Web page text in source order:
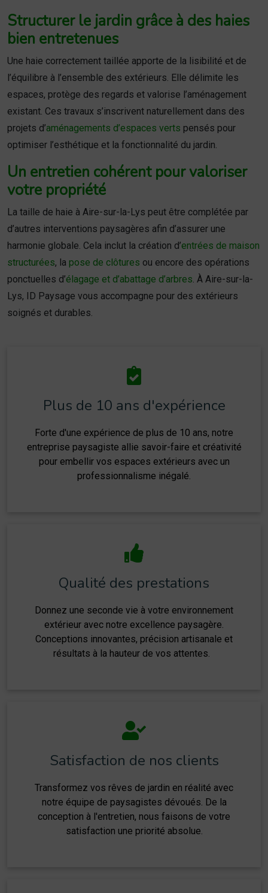
Structurer le jardin grâce à des haies
bien entretenues
Une haie correctement taillée apporte de la lisibilité et de
l’équilibre à l’ensemble des extérieurs. Elle délimite les
espaces, protège des regards et valorise l’aménagement
existant. Ces travaux s’inscrivent naturellement dans des
projets d’aménagements d’espaces verts pensés pour
optimiser l’esthétique et la fonctionnalité du jardin.
Un entretien cohérent pour valoriser
votre propriété
La taille de haie à Aire-sur-la-Lys peut être complétée par
d’autres interventions paysagères afin d’assurer une
harmonie globale. Cela inclut la création d’entrées de maison
structurées, la pose de clôtures ou encore des opérations
ponctuelles d’élagage et d’abattage d’arbres. À Aire-sur-la-
Lys, ID Paysage vous accompagne pour des extérieurs
soignés et durables.
Plus de 10 ans d'expérience
Forte d'une expérience de plus de 10 ans, notre
entreprise paysagiste allie savoir-faire et créativité
pour embellir vos espaces extérieurs avec un
professionnalisme inégalé.
Qualité des prestations
Donnez une seconde vie à votre environnement
extérieur avec notre excellence paysagère.
Conceptions innovantes, précision artisanale et
résultats à la hauteur de vos attentes.
Satisfaction de nos clients
Transformez vos rêves de jardin en réalité avec
notre équipe de paysagistes dévoués. De la
conception à l'entretien, nous faisons de votre
satisfaction une priorité absolue.